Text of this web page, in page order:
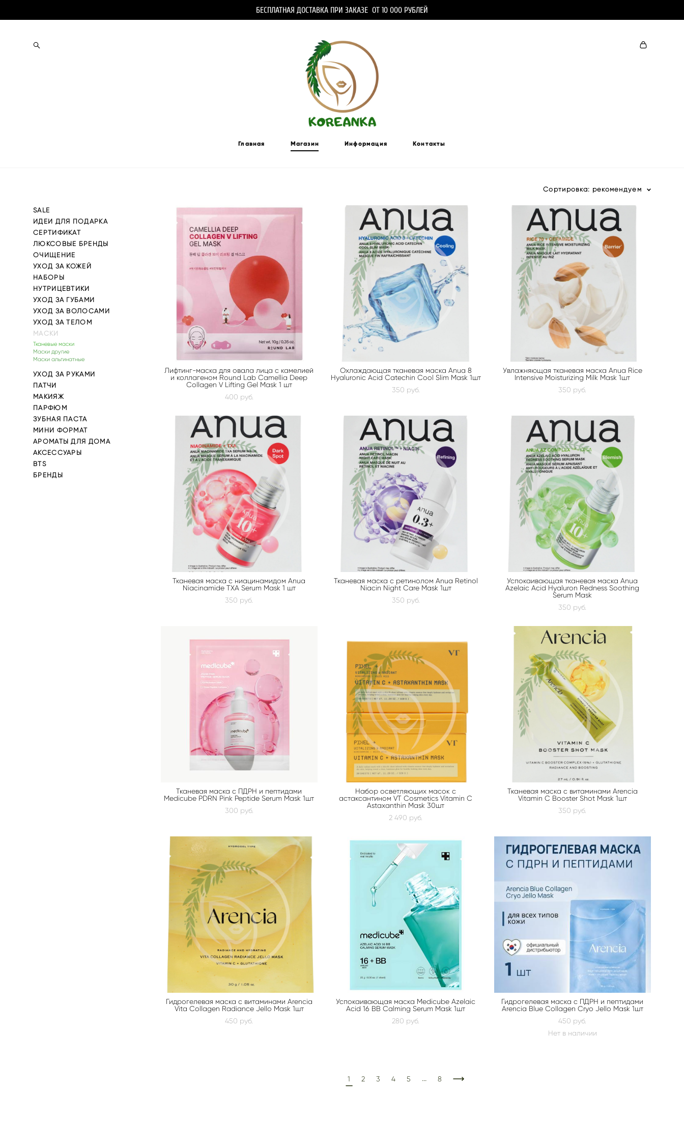
БЕСПЛАТНАЯ ДОСТАВКА ПРИ ЗАКАЗЕ ОТ 10 000 РУБЛЕЙ
Главная Магазин Информация Контакты
SALE
ИДЕИ ДЛЯ ПОДАРКА
СЕРТИФИКАТ
ЛЮКСОВЫЕ БРЕНДЫ
ОЧИЩЕНИЕ
УХОД ЗА КОЖЕЙ
НАБОРЫ
НУТРИЦЕВТИКИ
УХОД ЗА ГУБАМИ
УХОД ЗА ВОЛОСАМИ
УХОД ЗА ТЕЛОМ
МАСКИ
Тканевые маски
Маски другие
Маски альгинатные
УХОД ЗА РУКАМИ
ПАТЧИ
МАКИЯЖ
ПАРФЮМ
ЗУБНАЯ ПАСТА
МИНИ ФОРМАТ
АРОМАТЫ ДЛЯ ДОМА
АКСЕССУАРЫ
BTS
БРЕНДЫ
Сортировка: рекомендуем
Лифтинг-маска для овала лица с камелией
и коллагеном Round Lab Camellia Deep
Collagen V Lifting Gel Mask 1 шт
400 pуб.
Охлаждающая тканевая маска Anua 8
Hyaluronic Acid Catechin Cool Slim Mask 1шт
350 pуб.
Увлажняющая тканевая маска Anua Rice
Intensive Moisturizing Milk Mask 1шт
350 pуб.
Тканевая маска с ниацинамидом Anua
Niacinamide TXA Serum Mask 1 шт
350 pуб.
Тканевая маска с ретинолом Anua Retinol
Niacin Night Care Mask 1шт
350 pуб.
Успокаивающая тканевая маска Anua
Azelaic Acid Hyaluron Redness Soothing
Serum Mask
350 pуб.
Тканевая маска с ПДРН и пептидами
Medicube PDRN Pink Peptide Serum Mask 1шт
300 pуб.
Набор осветляющих масок с
астаксантином VT Cosmetics Vitamin C
Astaxanthin Mask 30шт
2 490 pуб.
Тканевая маска с витаминами Arencia
Vitamin C Booster Shot Mask 1шт
350 pуб.
Гидрогелевая маска с витаминами Arencia
Vita Collagen Radiance Jello Mask 1шт
450 pуб.
Успокаивающая маска Medicube Azelaic
Acid 16 BB Calming Serum Mask 1шт
280 pуб.
Гидрогелевая маска с ПДРН и пептидами
Arencia Blue Collagen Cryo Jello Mask 1шт
450 pуб.
Нет в наличии
1 2 3 4 5 ... 8